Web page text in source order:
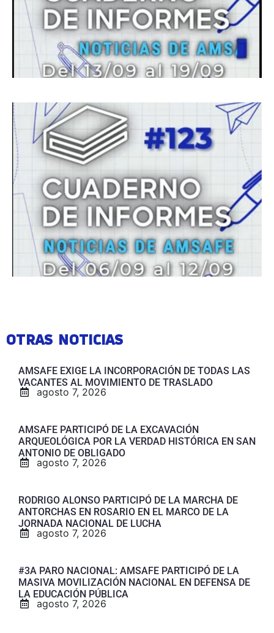
OTRAS NOTICIAS
AMSAFE EXIGE LA INCORPORACIÓN DE TODAS LAS
VACANTES AL MOVIMIENTO DE TRASLADO
agosto 7, 2026
AMSAFE PARTICIPÓ DE LA EXCAVACIÓN
ARQUEOLÓGICA POR LA VERDAD HISTÓRICA EN SAN
ANTONIO DE OBLIGADO
agosto 7, 2026
RODRIGO ALONSO PARTICIPÓ DE LA MARCHA DE
ANTORCHAS EN ROSARIO EN EL MARCO DE LA
JORNADA NACIONAL DE LUCHA
agosto 7, 2026
#3A PARO NACIONAL: AMSAFE PARTICIPÓ DE LA
MASIVA MOVILIZACIÓN NACIONAL EN DEFENSA DE
LA EDUCACIÓN PÚBLICA
agosto 7, 2026